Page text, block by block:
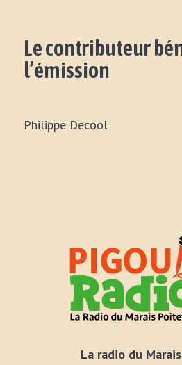
Le contributeur
l’émission
Philippe Decool
La radio du